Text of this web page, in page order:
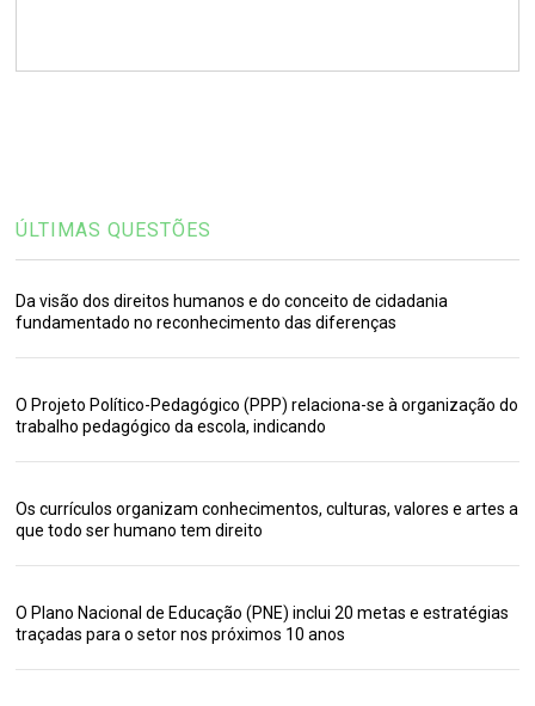
ÚLTIMAS QUESTÕES
Da visão dos direitos humanos e do conceito de cidadania
fundamentado no reconhecimento das diferenças
O Projeto Político-Pedagógico (PPP) relaciona-se à organização do
trabalho pedagógico da escola, indicando
Os currículos organizam conhecimentos, culturas, valores e artes a
que todo ser humano tem direito
O Plano Nacional de Educação (PNE) inclui 20 metas e estratégias
traçadas para o setor nos próximos 10 anos